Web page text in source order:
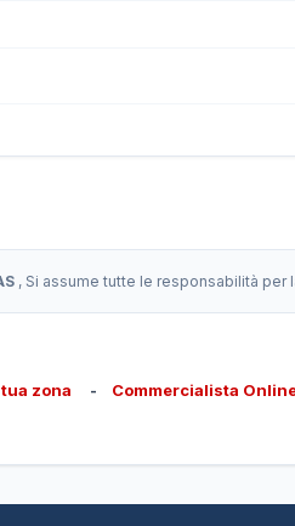
, Si assume tutte le responsabilità
zona - Commercialista